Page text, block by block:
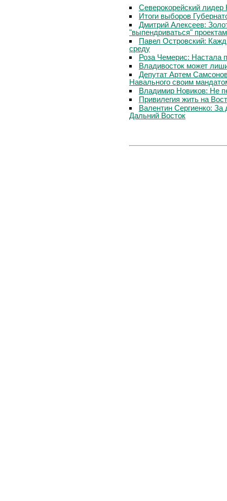
Северокорейский
Итоги выборов
Дмитрий Алексеев:
"выпендриваться"
Павел Островский:
среду
Роза Чемерис: Настала
Владивосток может
Депутат Артем
Навального своим
Владимир Новиков: Не
Привилегия жить на
Валентин Сергиенко:
Дальний Восток